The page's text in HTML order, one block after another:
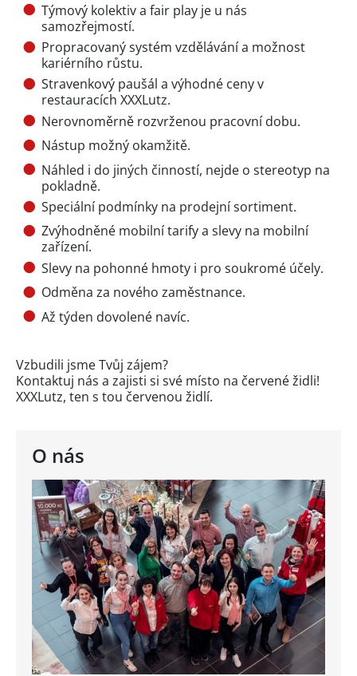
O nás
Týmový kolektiv a fair play je u nás
samozřejmostí.
Propracovaný systém vzdělávání a možnost
kariérního růstu.
Stravenkový paušál a výhodné ceny v
restauracích XXXLutz.
Nerovnoměrně rozvrženou pracovní dobu.
Nástup možný okamžitě.
Náhled i do jiných činností, nejde o stereotyp na
pokladně.
Speciální podmínky na prodejní sortiment.
Zvýhodněné mobilní tarify a slevy na mobilní
zařízení.
Slevy na pohonné hmoty i pro soukromé účely.
Odměna za nového zaměstnance.
Až týden dovolené navíc.
Vzbudili jsme Tvůj zájem?
Kontaktuj nás a zajisti si své místo na červené židli!
XXXLutz, ten s tou červenou židlí.